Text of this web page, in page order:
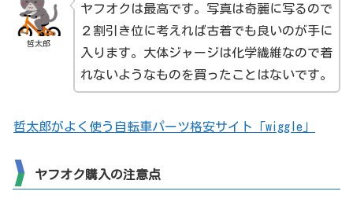
哲太郎
ヤフオクは最高です。写真は奇麗に写るので
２割引き位に考えれば古着でも良いのが手に
入ります。大体ジャージは化学繊維なので着
れないようなものを買ったことはないです。
哲太郎がよく使う自転車パーツ格安サイト「wiggle」
ヤフオク購入の注意点